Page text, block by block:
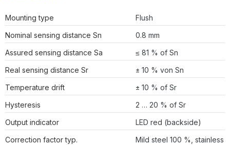
Mounting type
Flush
Nominal sensing distance Sn
0.8 mm
Assured sensing distance Sa
≤ 81 % of Sn
Real sensing distance Sr
± 10 % von Sn
Temperature drift
± 10 % of Sr
Hysteresis
2 … 20 % of Sr
Output indicator
LED red (backside)
Correction factor typ.
Mild steel 100 %, stainless